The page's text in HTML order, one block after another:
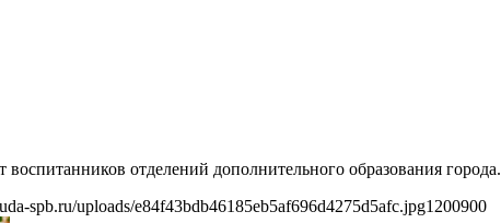
отделений дополнительного образования города.
spb.ru/uploads/e84f43bdb46185eb5af696d4275d5afc.jpg1200900